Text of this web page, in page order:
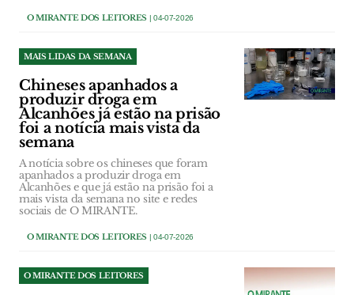
O MIRANTE DOS LEITORES | 04-07-2026
MAIS LIDAS DA SEMANA
Chineses apanhados a
produzir droga em
Alcanhões já estão na prisão
foi a notícia mais vista da
semana
A notícia sobre os chineses que foram
apanhados a produzir droga em
Alcanhões e que já estão na prisão foi a
mais vista da semana no site e redes
sociais de O MIRANTE.
O MIRANTE DOS LEITORES | 04-07-2026
O MIRANTE DOS LEITORES